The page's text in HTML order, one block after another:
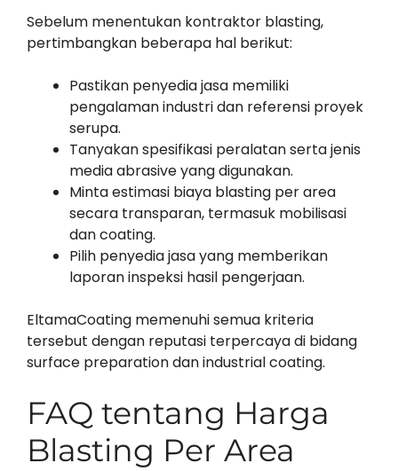
Sebelum menentukan kontraktor blasting,
pertimbangkan beberapa hal berikut:
Pastikan penyedia jasa memiliki
pengalaman industri dan referensi proyek
serupa.
Tanyakan spesifikasi peralatan serta jenis
media abrasive yang digunakan.
Minta estimasi biaya blasting per area
secara transparan, termasuk mobilisasi
dan coating.
Pilih penyedia jasa yang memberikan
laporan inspeksi hasil pengerjaan.
EltamaCoating memenuhi semua kriteria
tersebut dengan reputasi terpercaya di bidang
surface preparation dan industrial coating.
FAQ tentang Harga
Blasting Per Area